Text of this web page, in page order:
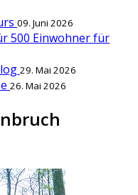
09. Juni 2026
500 Einwohner für
29. Mai 2026
26. Mai 2026